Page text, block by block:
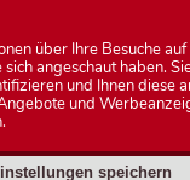
über Ihre Besuche
angeschaut haben.
und Ihnen diese
und
speichern